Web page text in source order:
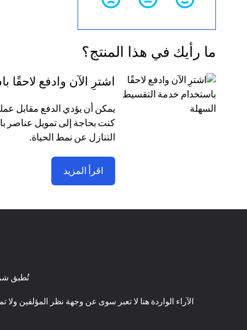
ما رأيك في هذا المنتج؟
اشترِ الآن وادفع
كنت بحاجة إلى تمويل عناصر
التنازل عن نمط الحياة.
اقرأ المزيد
تُطبق
الآراء الواردة هنا لا تعبر سوى عن وجهة نظر المؤلفين